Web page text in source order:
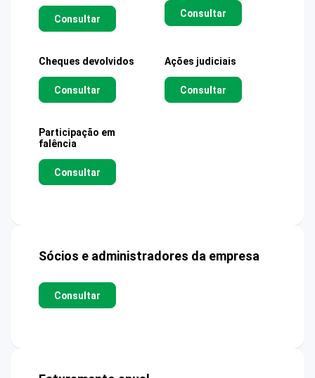
Consultar Consultar
Cheques devolvidos
Consultar
Ações judiciais
Consultar
Participação em
falência
Consultar
Sócios e administradores da empresa
Consultar